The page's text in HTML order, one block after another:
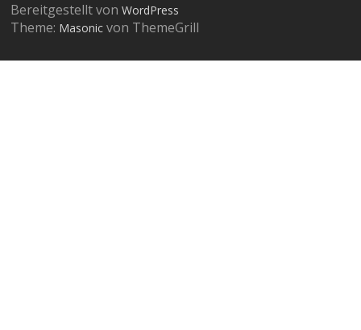
Bereitgestellt vonWordPress
Theme: Masonic von ThemeGrill